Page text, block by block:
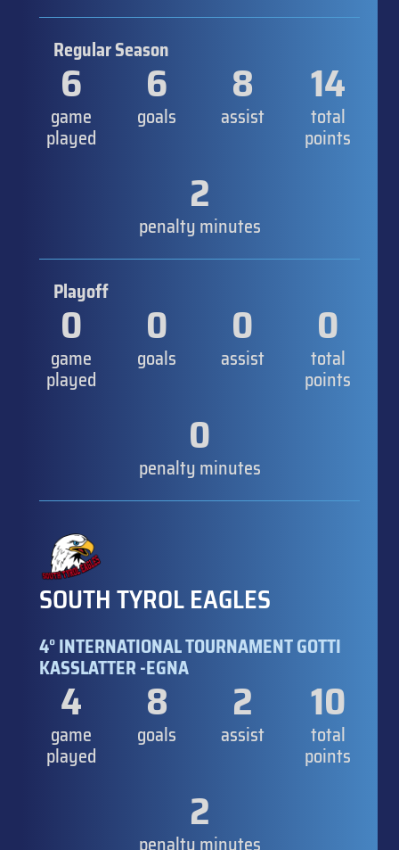
Regular Season
6
game
played
6
goals
8
assist
14
total
points
2
penalty minutes
Playoff
0
game
played
0
goals
0
assist
0
total
points
0
penalty minutes
SOUTH TYROL EAGLES
4° INTERNATIONAL TOURNAMENT GOTTI
KASSLATTER -EGNA
4
game
played
8
goals
2
assist
10
total
points
2
penalty minutes